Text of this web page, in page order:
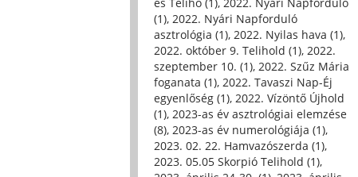
(1), 2022. Nyári Napforduló
asztrológia (1), 2022. Nyilas hava (1),
2022. október 9. Telihold (1), 2022.
szeptember 10. (1), 2022. Szűz Mária
foganata (1), 2022. Tavaszi Nap-Éj
egyenlőség (1), 2022. Vízöntő Újhold
(1), 2023-as év asztrológiai elemzése
(8), 2023-as év numerológiája (1),
2023. 02. 22. Hamvazószerda (1),
2023. 05.05 Skorpió Telihold (1),